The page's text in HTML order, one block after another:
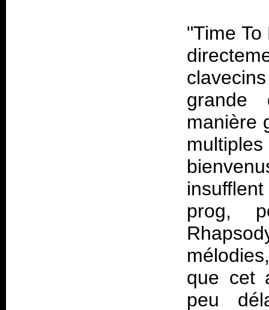
"Time
grande
manière
prog,
que cet
peu